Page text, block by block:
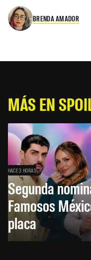
BRENDA AMADOR
MÁS EN
HACE 3 HORAS
Segunda
Famosos
placa